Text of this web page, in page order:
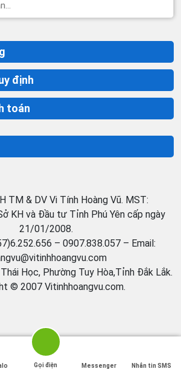
định
toán
Gọi điện Messenger Nhắn tin SMS
TM & DV Vi Tính Hoàng Vũ. MST:
KH và Đầu tư Tỉnh Phú Yên cấp ngày
21/01/2008.
– 0907.838.057 – Email:
Học, Phường Tuy Hòa,Tỉnh Đắk Lắk.
© 2007 Vitinhhoangvu.com.